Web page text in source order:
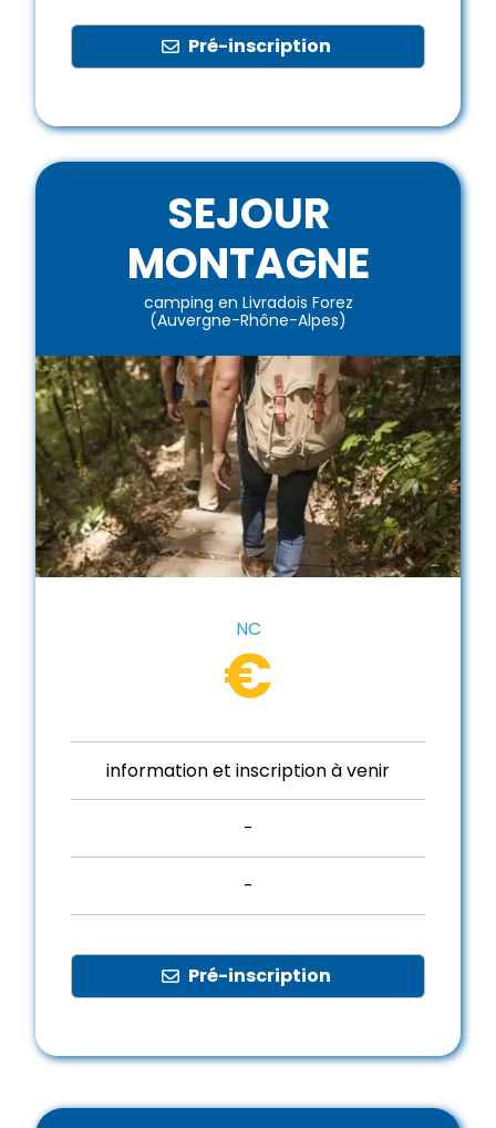
Pré-inscription
SEJOUR
MONTAGNE
camping en Livradois Forez
(Auvergne-Rhône-Alpes)
NC
€
information et inscription à venir
-
-
Pré-inscription